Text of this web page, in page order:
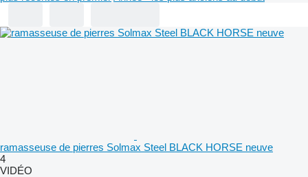
ramasseuse de pierres Solmax Steel BLACK HORSE neuve
4
VIDÉO